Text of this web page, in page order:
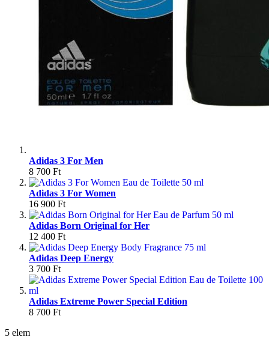
Adidas 3 For Men
8 700 Ft
Adidas 3 For Women
16 900 Ft
Adidas Born Original for Her
12 400 Ft
Adidas Deep Energy
3 700 Ft
Adidas Extreme Power Special Edition
8 700 Ft
5 elem